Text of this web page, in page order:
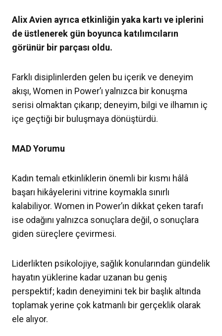
Alix Avien ayrıca etkinliğin yaka kartı ve iplerini
de üstlenerek gün boyunca katılımcıların
görünür bir parçası oldu.
Farklı disiplinlerden gelen bu içerik ve deneyim
akışı, Women in Power’ı yalnızca bir konuşma
serisi olmaktan çıkarıp; deneyim, bilgi ve ilhamın iç
içe geçtiği bir buluşmaya dönüştürdü.
MAD Yorumu
Kadın temalı etkinliklerin önemli bir kısmı hâlâ
başarı hikâyelerini vitrine koymakla sınırlı
kalabiliyor. Women in Power’ın dikkat çeken tarafı
ise odağını yalnızca sonuçlara değil, o sonuçlara
giden süreçlere çevirmesi.
Liderlikten psikolojiye, sağlık konularından gündelik
hayatın yüklerine kadar uzanan bu geniş
perspektif; kadın deneyimini tek bir başlık altında
toplamak yerine çok katmanlı bir gerçeklik olarak
ele alıyor.